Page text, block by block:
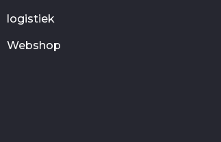
logistiek
Webshop